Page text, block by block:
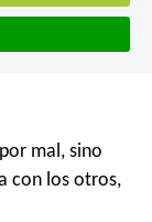
mal, sino
con los otros,